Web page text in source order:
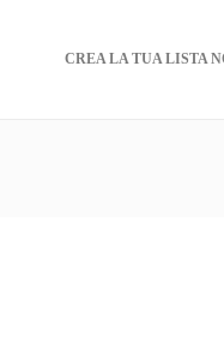
CREA LA TUA LISTA